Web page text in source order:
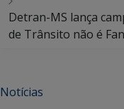
Detran-MS lança
de Trânsito não é
Notícias